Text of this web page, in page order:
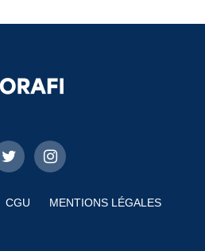
CGU MENTIONS LÉGALES